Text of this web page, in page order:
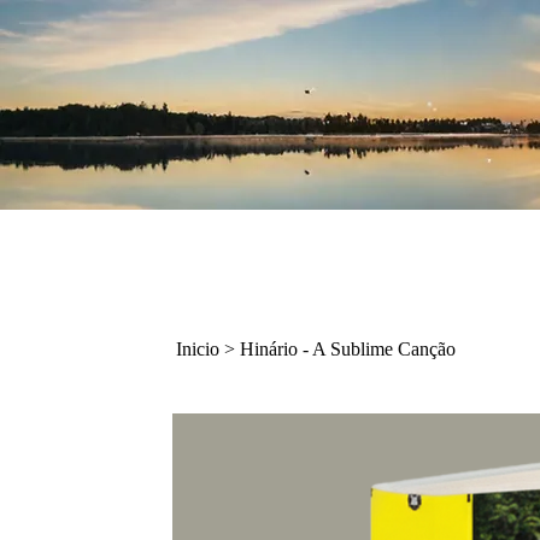
Inicio > Hinário - A Sublime Canção